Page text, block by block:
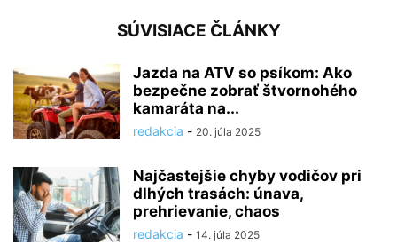
SÚVISIACE ČLÁNKY
Jazda na ATV so psíkom: Ako
bezpečne zobrať štvornohého
kamaráta na...
redakcia - 20. júla 2025
Najčastejšie chyby vodičov pri
dlhých trasách: únava,
prehrievanie, chaos
redakcia - 14. júla 2025